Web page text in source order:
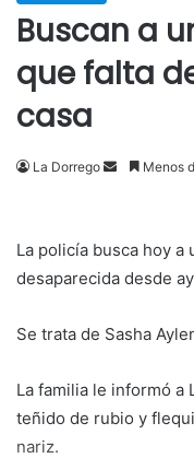
Buscan a
que falta
casa
La Dorrego
SendMenos
La policía busca hoy a
desaparecida desde
Se trata de Sasha
La familia le informó a
teñido de rubio y
nariz.